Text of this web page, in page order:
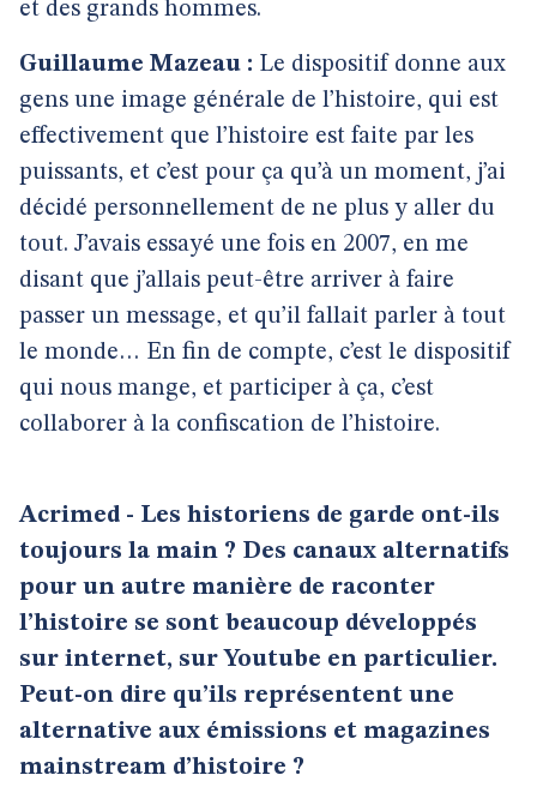
et des grands hommes.
Guillaume Mazeau : Le dispositif donne aux
gens une image générale de l’histoire, qui est
effectivement que l’histoire est faite par les
puissants, et c’est pour ça qu’à un moment, j’ai
décidé personnellement de ne plus y aller du
tout. J’avais essayé une fois en 2007, en me
disant que j’allais peut-être arriver à faire
passer un message, et qu’il fallait parler à tout
le monde… En fin de compte, c’est le dispositif
qui nous mange, et participer à ça, c’est
collaborer à la confiscation de l’histoire.
Acrimed - Les historiens de garde ont-ils
toujours la main ? Des canaux alternatifs
pour un autre manière de raconter
l’histoire se sont beaucoup développés
sur internet, sur Youtube en particulier.
Peut-on dire qu’ils représentent une
alternative aux émissions et magazines
mainstream d’histoire ?